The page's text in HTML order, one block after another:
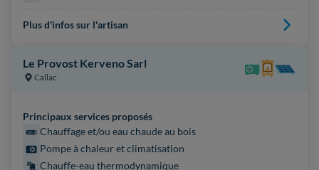
Plus d'infos sur l'artisan
Le Provost Kerveno Sarl
Callac
Principaux services proposés
Chauffage et/ou eau chaude au bois
Pompe à chaleur et climatisation
Chauffe-eau thermodynamique